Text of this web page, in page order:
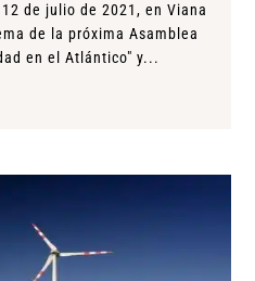
de julio de 2021, en Viana
de la próxima Asamblea
en el Atlántico" y...